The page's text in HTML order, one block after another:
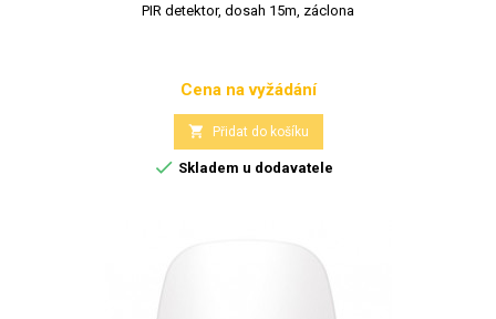
PIR detektor, dosah 15m, záclona
Cena
Cena na vyžádání
 Přidat do košíku
 Skladem u dodavatele